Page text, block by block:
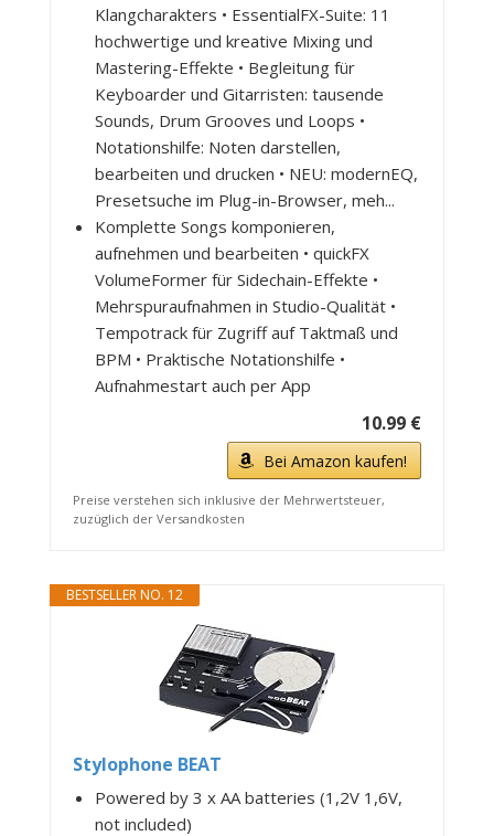
Klangcharakters • EssentialFX-Suite: 11
hochwertige und kreative Mixing und
Mastering-Effekte • Begleitung für
Keyboarder und Gitarristen: tausende
Sounds, Drum Grooves und Loops •
Notationshilfe: Noten darstellen,
bearbeiten und drucken • NEU: modernEQ,
Presetsuche im Plug-in-Browser, meh...
Komplette Songs komponieren,
aufnehmen und bearbeiten • quickFX
VolumeFormer für Sidechain-Effekte •
Mehrspuraufnahmen in Studio-Qualität •
Tempotrack für Zugriff auf Taktmaß und
BPM • Praktische Notationshilfe •
Aufnahmestart auch per App
10.99 €
Bei Amazon kaufen!
Preise verstehen sich inklusive der Mehrwertsteuer,
zuzüglich der Versandkosten
BESTSELLER NO. 12
Stylophone BEAT
Powered by 3 x AA batteries (1,2V 1,6V,
not included)